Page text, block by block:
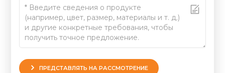
ПРЕДСТАВЛЯТЬ НА РАССМОТРЕНИЕ